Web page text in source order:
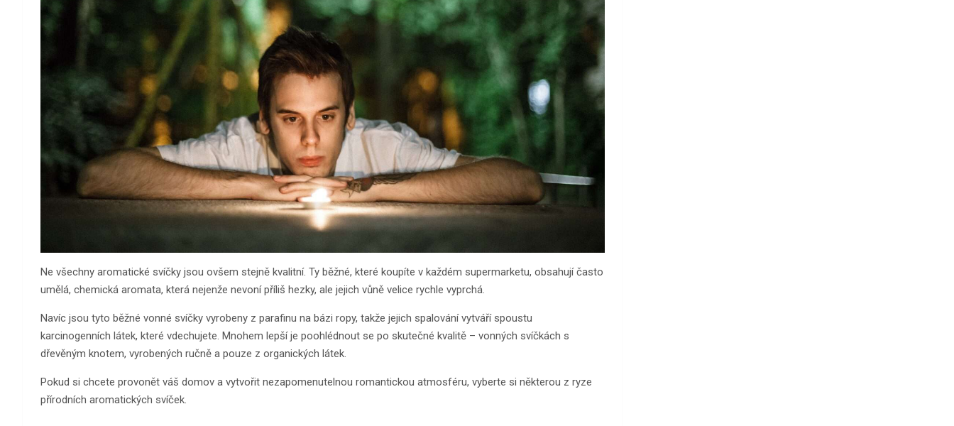
Ne všechny aromatické svíčky jsou ovšem stejně kvalitní. Ty běžné, které koupíte v každém supermarketu, obsahují často
umělá, chemická aromata, která nejenže nevoní příliš hezky, ale jejich vůně velice rychle vyprchá.
Navíc jsou tyto běžné vonné svíčky vyrobeny z parafinu na bázi ropy, takže jejich spalování vytváří spoustu
karcinogenních látek, které vdechujete. Mnohem lepší je poohlédnout se po skutečné kvalitě – vonných svíčkách s
dřevěným knotem, vyrobených ručně a pouze z organických látek.
Pokud si chcete provonět váš domov a vytvořit nezapomenutelnou romantickou atmosféru, vyberte si některou z ryze
přírodních aromatických svíček.